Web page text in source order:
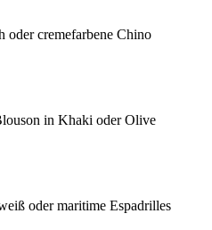
oder cremefarbene Chino
in Khaki oder Olive
oder maritime Espadrilles